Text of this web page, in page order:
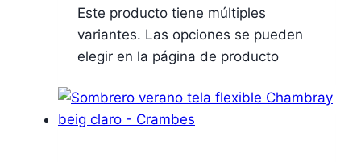
Este producto tiene múltiples
variantes. Las opciones se pueden
elegir en la página de producto